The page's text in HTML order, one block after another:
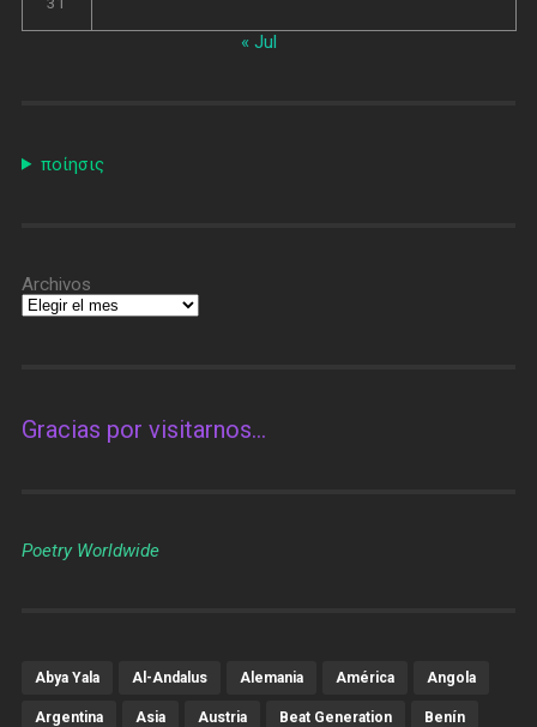
« Jul
ποίησις
Archivos
Gracias por visitarnos…
Poetry Worldwide
Abya Yala Al-Andalus Alemania América Angola
Argentina Asia Austria Beat Generation Benín